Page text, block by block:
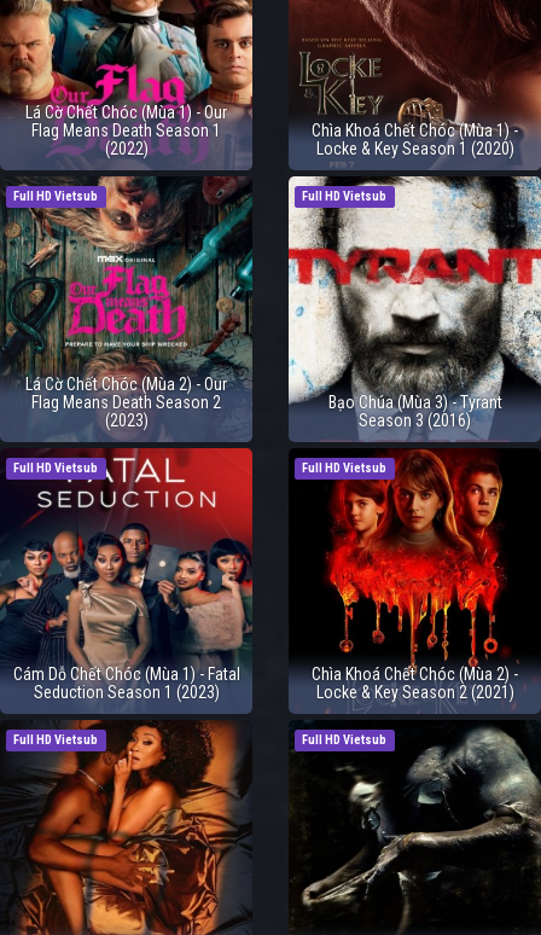
Lá Cờ Chết Chóc (Mùa 1) - Our
Flag Means Death Season 1
(2022)
Chìa Khoá Chết Chóc (Mùa 1) -
Locke & Key Season 1 (2020)
Full HD Vietsub
Lá Cờ Chết Chóc (Mùa 2) - Our
Flag Means Death Season 2
(2023)
Full HD Vietsub
Bạo Chúa (Mùa 3) - Tyrant
Season 3 (2016)
Full HD Vietsub
Cám Dỗ Chết Chóc (Mùa 1) - Fatal
Seduction Season 1 (2023)
Full HD Vietsub
Chìa Khoá Chết Chóc (Mùa 2) -
Locke & Key Season 2 (2021)
Full HD Vietsub Full HD Vietsub